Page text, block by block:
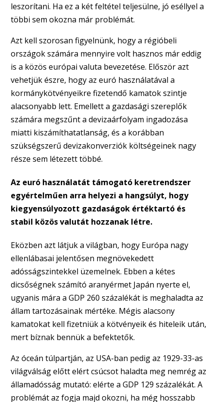
leszorítani. Ha ez a két feltétel teljesülne, jó eséllyel a
többi sem okozna már problémát.
Azt kell szorosan figyelnünk, hogy a régióbeli
országok számára mennyire volt hasznos már eddig
is a közös európai valuta bevezetése. Először azt
vehetjük észre, hogy az euró használatával a
kormánykötvényeikre fizetendő kamatok szintje
alacsonyabb lett. Emellett a gazdasági szereplők
számára megszűnt a devizaárfolyam ingadozása
miatti kiszámíthatatlanság, és a korábban
szükségszerű devizakonverziók költségeinek nagy
része sem létezett többé.
Az euró használatát támogató keretrendszer
egyértelműen arra helyezi a hangsúlyt, hogy
kiegyensúlyozott gazdaságok értéktartó és
stabil közös valutát hozzanak létre.
Eközben azt látjuk a világban, hogy Európa nagy
ellenlábasai jelentősen megnövekedett
adósságszintekkel üzemelnek. Ebben a kétes
dicsőségnek számító aranyérmet Japán nyerte el,
ugyanis mára a GDP 260 százalékát is meghaladta az
állam tartozásainak mértéke. Mégis alacsony
kamatokat kell fizetniük a kötvényeik és hiteleik után,
mert bíznak bennük a befektetők.
Az óceán túlpartján, az USA-ban pedig az 1929-33-as
világválság előtt elért csúcsot haladta meg nemrég az
államadósság mutató: elérte a GDP 129 százalékát. A
problémát az fogja majd okozni, ha még hosszabb